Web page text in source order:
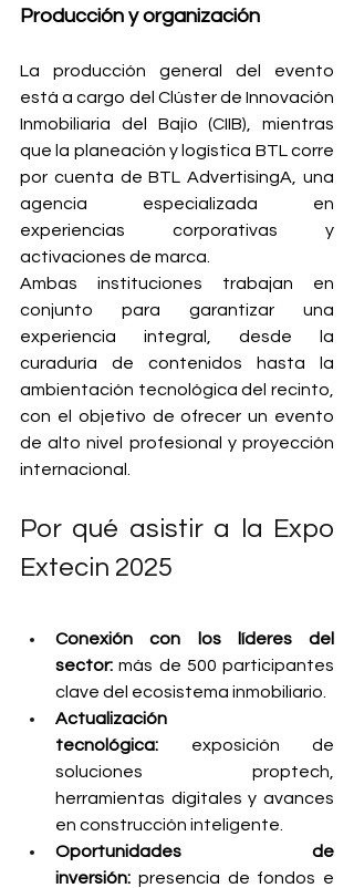
Producción y organización
La producción general del evento
está a cargo del Clúster de Innovación
Inmobiliaria del Bajío (CIIB), mientras
que la planeación y logística BTL corre
por cuenta de BTL AdvertisingA, una
agencia especializada en
experiencias corporativas y
activaciones de marca.
Ambas instituciones trabajan en
conjunto para garantizar una
experiencia integral, desde la
curaduría de contenidos hasta la
ambientación tecnológica del recinto,
con el objetivo de ofrecer un evento
de alto nivel profesional y proyección
internacional.
Por qué asistir a la Expo
Extecin 2025
Conexión con los líderes del
sector: más de 500 participantes
clave del ecosistema inmobiliario.
Actualización
tecnológica: exposición de
soluciones proptech,
herramientas digitales y avances
en construcción inteligente.
Oportunidades de
inversión: presencia de fondos e